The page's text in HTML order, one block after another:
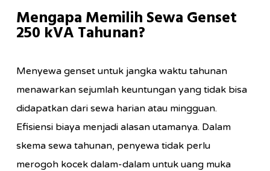
Mengapa Memilih Sewa Genset
250 kVA Tahunan?
Menyewa genset untuk jangka waktu tahunan
menawarkan sejumlah keuntungan yang tidak bisa
didapatkan dari sewa harian atau mingguan.
Efisiensi biaya menjadi alasan utamanya. Dalam
skema sewa tahunan, penyewa tidak perlu
merogoh kocek dalam-dalam untuk uang muka